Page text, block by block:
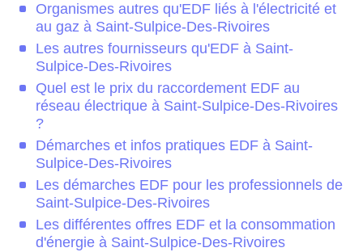
Organismes autres qu'EDF liés à l'électricité et
au gaz à Saint-Sulpice-Des-Rivoires
Les autres fournisseurs qu'EDF à Saint-
Sulpice-Des-Rivoires
Quel est le prix du raccordement EDF au
réseau électrique à Saint-Sulpice-Des-Rivoires
?
Démarches et infos pratiques EDF à Saint-
Sulpice-Des-Rivoires
Les démarches EDF pour les professionnels de
Saint-Sulpice-Des-Rivoires
Les différentes offres EDF et la consommation
d'énergie à Saint-Sulpice-Des-Rivoires